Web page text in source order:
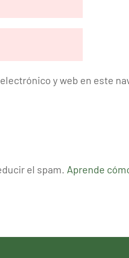
y web en este
el spam. Aprende